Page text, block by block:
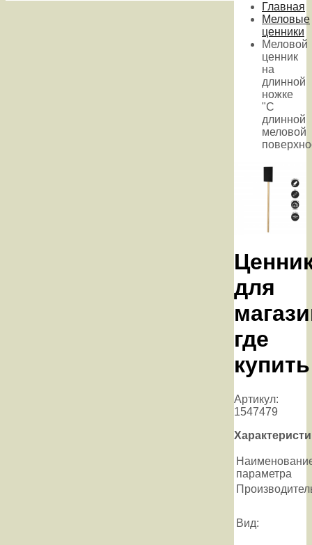
Главная
Меловые
ценники
Меловой
ценник
на
длинной
ножке
"С
длинной
меловой
для
где
купить
Артикул:
1547479
параметра
Вид: